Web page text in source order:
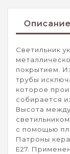
Описание
Светильник
покрытием.
трубы
которое
собирается
Высота
с помощью
Патроны
Е27.